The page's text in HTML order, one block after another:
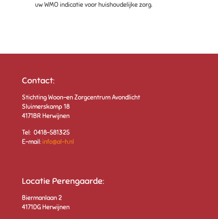
uw WMO indicatie voor huishoudelijke zorg.
Contact:
Stichting Woon-en Zorgcentrum Avondlicht
Sluimerskamp 18
4171BR Herwijnen
Tel: 0418-581325
E-mail: info@al-h.nl
Locatie Perengaarde:
Biermanlaan 2
4171DG Herwijnen